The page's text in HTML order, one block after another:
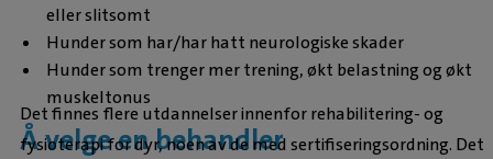
eller slitsomt
Hunder som har/har hatt neurologiske skader
Hunder som trenger mer trening, økt belastning og økt
muskeltonus
Å velge en behandler
Det finnes flere utdannelser innenfor rehabilitering- og
fysioterapi for dyr, noen av de med sertifiseringsordning. Det